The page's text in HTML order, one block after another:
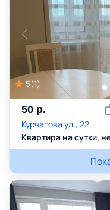
5(1)
50 р.
Курчатова ул., 22
Квартира на сутки,